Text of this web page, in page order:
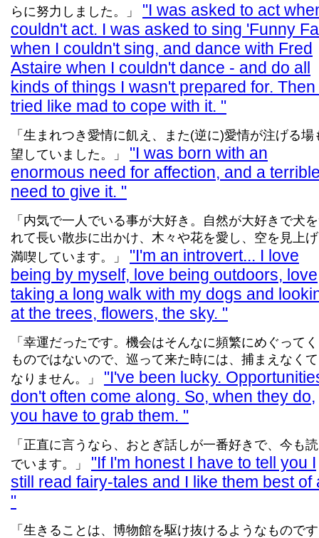
らに努力しました。」
I was asked to act
couldn't act. I was asked to sing 'Funny
when I couldn't sing, and dance with Fred
Astaire when I couldn't dance - and do all
kinds of things I wasn't prepared for. Then
tried like mad to cope with it.
「生まれつき愛情に飢え、また(逆に)愛情が注げる場
望していました。」
I was born with an
enormous need for affection, and a
need to give it.
「内気で一人でいる事が大好き。自然が大好きで犬
れて長い散歩に出かけ、木々や花を愛し、空を見上
満喫しています。」
I'm an introvert... I love
being by myself, love being outdoors, love
taking a long walk with my dogs and
at the trees, flowers, the sky.
「幸運だったです。機会はそんなに頻繁にめぐって
ものではないので、巡って来た時には、捕まえなく
なりません。」
I've been lucky.
don't often come along. So, when they do,
you have to grab them.
「正直に言うなら、おとぎ話しが一番好きで、今も
でいます。」
If I'm honest I have to tell you I
still read fairy-tales and I like them best of
「生きることは、博物館を駆け抜けるようなもので